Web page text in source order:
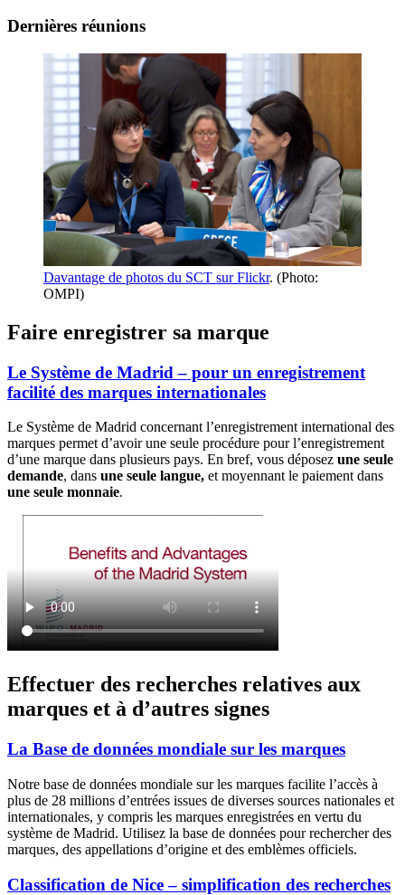
Dernières réunions
Davantage de photos du SCT sur Flickr. (Photo:
OMPI)
Faire enregistrer sa marque
Le Système de Madrid – pour un enregistrement
facilité des marques internationales
Le Système de Madrid concernant l’enregistrement international des
marques permet d’avoir une seule procédure pour l’enregistrement
d’une marque dans plusieurs pays. En bref, vous déposez une seule
demande, dans une seule langue, et moyennant le paiement dans
une seule monnaie.
Effectuer des recherches relatives aux
marques et à d’autres signes
La Base de données mondiale sur les marques
Notre base de données mondiale sur les marques facilite l’accès à
plus de 28 millions d’entrées issues de diverses sources nationales et
internationales, y compris les marques enregistrées en vertu du
système de Madrid. Utilisez la base de données pour rechercher des
marques, des appellations d’origine et des emblèmes officiels.
Classification de Nice – simplification des recherches